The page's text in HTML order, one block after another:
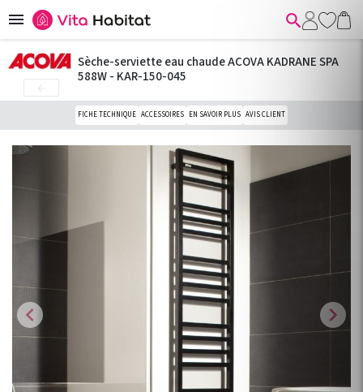
 
chevron_left chevron_right
Sèche-serviette eau chaude ACOVA KADRANE SPA
588W - KAR-150-045
FICHE TECHNIQUE ACCESSOIRES EN SAVOIR PLUS AVIS CLIENT